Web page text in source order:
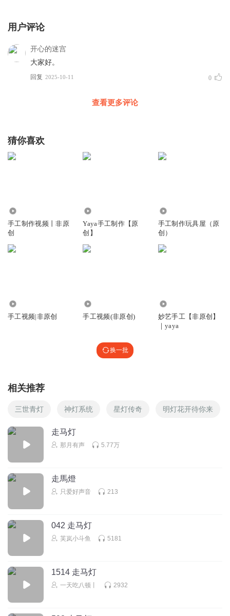
用户评论
开心的迷宫
大家好。
回复 2025-10-11 0
查看更多评论
猜你喜欢
手工制作视频丨非原
创
Yaya手工制作【原
创】
手工制作玩具屋（原
创）
手工视频|非原创 手工视频(非原创)
妙艺手工【非原创】
｜yaya
换一批
相关推荐
三世青灯 神灯系统 星灯传奇 明灯花开待你来
走马灯
那月有声 5.77万
走馬燈
只爱好声音 213
042 走马灯
芙岚小斗鱼 5181
1514 走马灯
一天吃八顿丨 2932